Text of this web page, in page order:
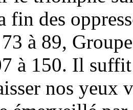
fin des
à 89,
à 150. Il
nos yeux